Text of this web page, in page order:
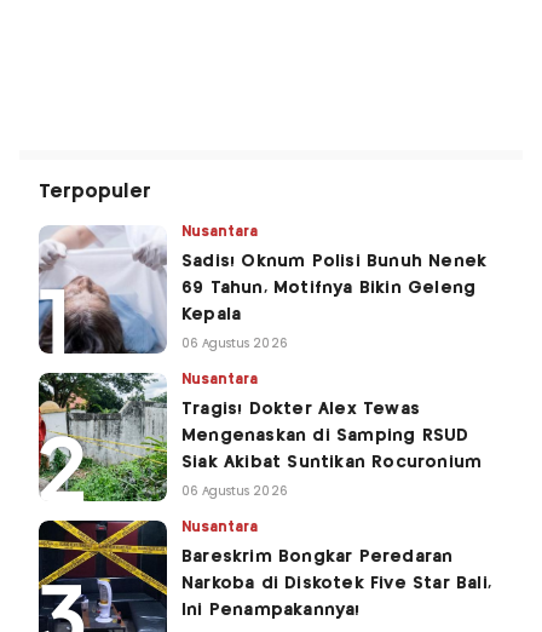
Terpopuler
Nusantara
Sadis! Oknum Polisi Bunuh Nenek
69 Tahun, Motifnya Bikin Geleng
Kepala
06 Agustus 2026
Nusantara
Tragis! Dokter Alex Tewas
Mengenaskan di Samping RSUD
Siak Akibat Suntikan Rocuronium
06 Agustus 2026
Nusantara
Bareskrim Bongkar Peredaran
Narkoba di Diskotek Five Star Bali,
Ini Penampakannya!